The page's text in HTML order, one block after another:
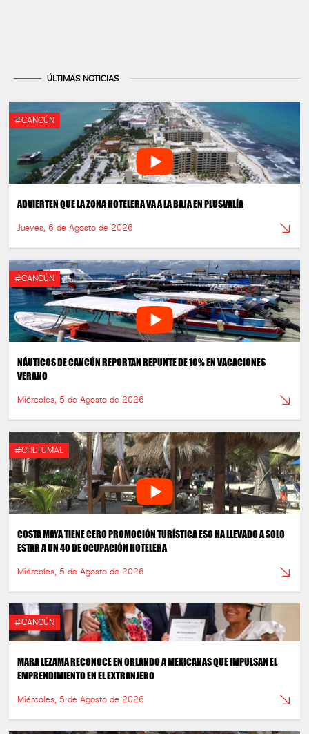
ÚLTIMAS NOTICIAS
#CANCÚN
ADVIERTEN QUE LA ZONA HOTELERA VA A LA BAJA EN PLUSVALÍA
Jueves, 6 de Agosto de 2026
#CANCÚN
NÁUTICOS DE CANCÚN REPORTAN REPUNTE DE 10% EN VACACIONES
VERANO
Miércoles, 5 de Agosto de 2026
#CHETUMAL
COSTA MAYA TIENE CERO PROMOCIÓN TURÍSTICA ESO HA LLEVADO A SOLO
ESTAR A UN 40 DE OCUPACIÓN HOTELERA
Miércoles, 5 de Agosto de 2026
#CANCÚN
MARA LEZAMA RECONOCE EN ORLANDO A MEXICANAS QUE IMPULSAN EL
EMPRENDIMIENTO EN EL EXTRANJERO
Miércoles, 5 de Agosto de 2026